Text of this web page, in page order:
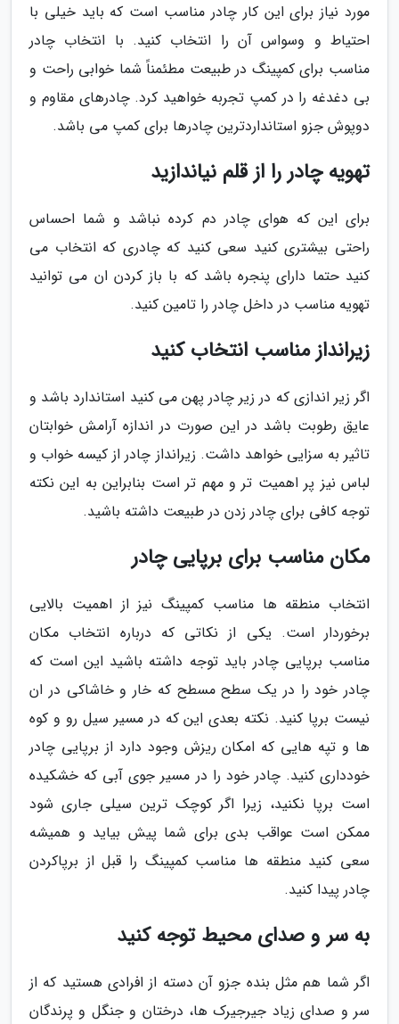
مورد نیاز برای این کار چادر مناسب است که باید خیلی با
احتیاط و وسواس آن را انتخاب کنید. با انتخاب چادر
مناسب برای کمپینگ در طبیعت مطئمناً شما خوابی راحت و
بی دغدغه را در کمپ تجربه خواهید کرد. چادرهای مقاوم و
دوپوش جزو استانداردترین چادرها برای کمپ می باشد.
تهویه چادر را از قلم نیاندازید
برای این که هوای چادر دم کرده نباشد و شما احساس
راحتی بیشتری کنید سعی کنید که چادری که انتخاب می
کنید حتما دارای پنجره باشد که با باز کردن ان می توانید
تهویه مناسب در داخل چادر را تامین کنید.
زیرانداز مناسب انتخاب کنید
اگر زیر اندازی که در زیر چادر پهن می کنید استاندارد باشد و
عایق رطوبت باشد در این صورت در اندازه آرامش خوابتان
تاثیر به سزایی خواهد داشت. زیرانداز چادر از کیسه خواب و
لباس نیز پر اهمیت تر و مهم تر است بنابراین به این نکته
توجه کافی برای چادر زدن در طبیعت داشته باشید.
مکان مناسب برای برپایی چادر
انتخاب منطقه ها مناسب کمپینگ نیز از اهمیت بالایی
برخوردار است. یکی از نکاتی که درباره انتخاب مکان
مناسب برپایی چادر باید توجه داشته باشید این است که
چادر خود را در یک سطح مسطح که خار و خاشاکی در ان
نیست برپا کنید. نکته بعدی این که در مسیر سیل رو و کوه
ها و تپه هایی که امکان ریزش وجود دارد از برپایی چادر
خودداری کنید. چادر خود را در مسیر جوی آبی که خشکیده
است برپا نکنید، زیرا اگر کوچک ترین سیلی جاری شود
ممکن است عواقب بدی برای شما پیش بیاید و همیشه
سعی کنید منطقه ها مناسب کمپینگ را قبل از برپاکردن
چادر پیدا کنید.
به سر و صدای محیط توجه کنید
اگر شما هم مثل بنده جزو آن دسته از افرادی هستید که از
سر و صدای زیاد جیرجیرک ها، درختان و جنگل و پرندگان